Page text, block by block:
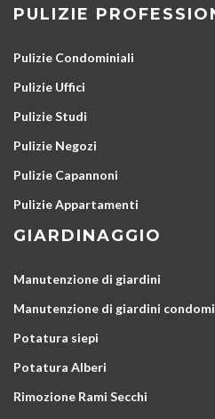
PULIZIE
Pulizie Condominiali
Pulizie Uffici
Pulizie Studi
Pulizie Negozi
Pulizie Capannoni
Pulizie Appartamenti
GIARDINAGGIO
Manutenzione di giardini
Manutenzione di giardini
Potatura siepi
Potatura Alberi
Rimozione Rami Secchi